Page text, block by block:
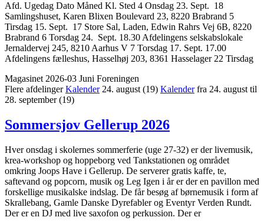
Afd. Ugedag Dato Måned Kl. Sted 4 Onsdag 23. Sept. 18
Samlingshuset, Karen Blixen Boulevard 23, 8220 Brabrand 5
Tirsdag 15. Sept. 17 Store Sal, Laden, Edwin Rahrs Vej 6B, 8220
Brabrand 6 Torsdag 24. Sept. 18.30 Afdelingens selskabslokale
Jernaldervej 245, 8210 Aarhus V 7 Torsdag 17. Sept. 17.00
Afdelingens fælleshus, Hasselhøj 203, 8361 Hasselager 22 Tirsdag
Magasinet 2026-03 Juni Foreningen
Flere afdelinger Kalender24. august (19) Kalenderfra 24. august til
28. september(19)
Sommersjov Gellerup 2026
Hver onsdag i skolernes sommerferie (uge 27-32) er der livemusik,
krea-workshop og hoppeborg ved Tankstationen og området
omkring Joops Have i Gellerup. De serverer gratis kaffe, te,
saftevand og popcorn, musik og Leg Igen i år er der en pavillon med
forskellige musikalske indslag. De får besøg af børnemusik i form af
Skrallebang, Gamle Danske Dyrefabler og Eventyr Verden Rundt.
Der er en DJ med live saxofon og perkussion. Der er